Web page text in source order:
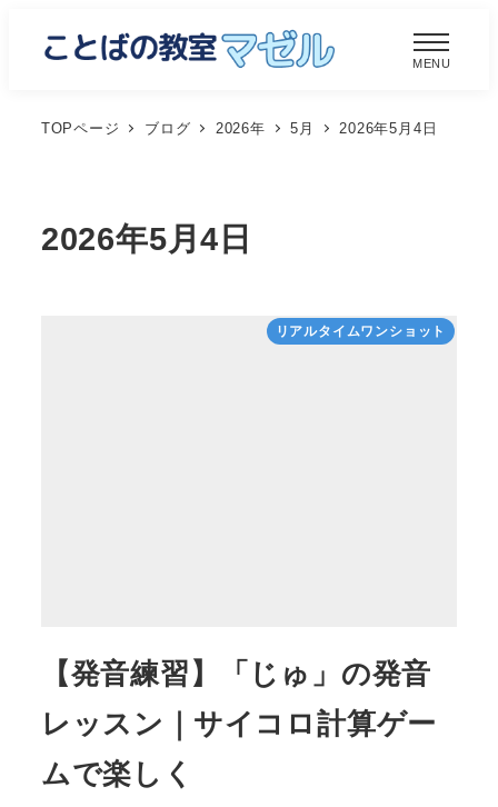
MENU
TOPページ ブログ 2026年 5月 2026年5月4日
2026年5月4日
リアルタイムワンショット
【発音練習】「じゅ」の発音
レッスン｜サイコロ計算ゲー
ムで楽しく